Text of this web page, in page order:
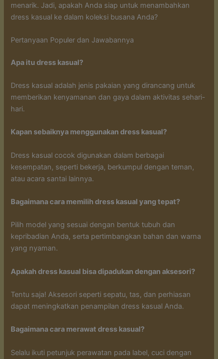
menarik. Jadi, apakah Anda siap untuk menambahkan
dress kasual ke dalam koleksi busana Anda?
Pertanyaan Populer dan Jawabannya
Apa itu dress kasual?
Dress kasual adalah jenis pakaian yang dirancang untuk
memberikan kenyamanan dan gaya dalam aktivitas sehari-
hari.
Kapan sebaiknya menggunakan dress kasual?
Dress kasual cocok digunakan dalam berbagai
kesempatan, seperti bekerja, berkumpul dengan teman,
atau acara santai lainnya.
Bagaimana cara memilih dress kasual yang tepat?
Pilih model yang sesuai dengan bentuk tubuh dan
kepribadian Anda, serta pertimbangkan bahan dan warna
yang nyaman.
Apakah dress kasual bisa dipadukan dengan aksesori?
Tentu saja! Aksesori seperti sepatu, tas, dan perhiasan
dapat meningkatkan penampilan dress kasual Anda.
Bagaimana cara merawat dress kasual?
Selalu ikuti petunjuk perawatan pada label, cuci dengan